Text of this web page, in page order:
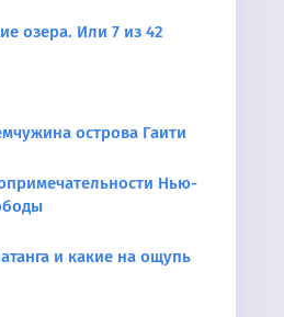
озера. Или 7 из 42
острова Гаити
Нью-
и какие на ощупь